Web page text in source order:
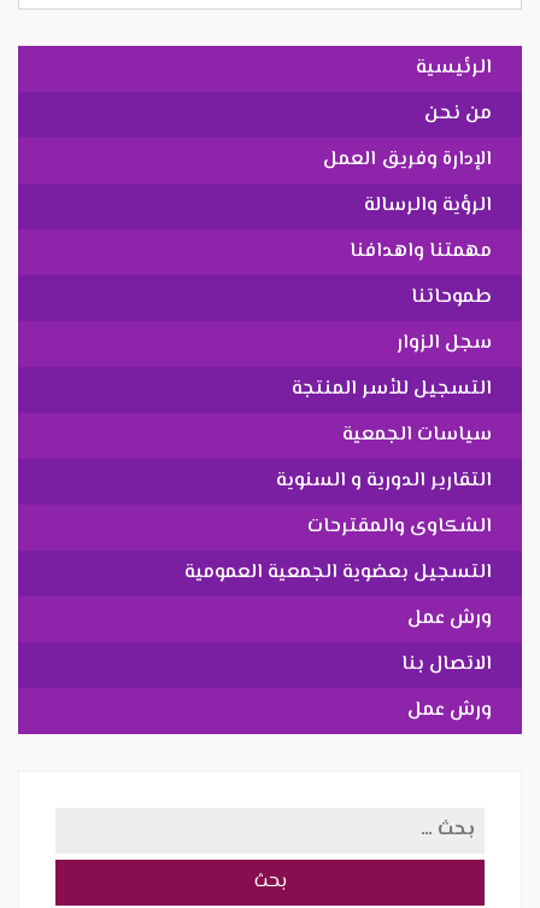
الرئيسية
من نحن
الإدارة وفريق العمل
الرؤية والرسالة
مهمتنا واهدافنا
طموحاتنا
سجل الزوار
التسجيل للأسر المنتجة
سياسات الجمعية
التقارير الدورية و السنوية
الشكاوى والمقترحات
التسجيل بعضوية الجمعية العمومية
ورش عمل
الاتصال بنا
ورش عمل
البحث
عن: